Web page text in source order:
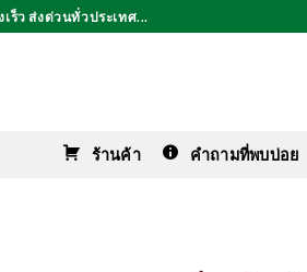
ร็ว ส่งด่วนทั่วประเทศ...
ร้านค้า คำถามที่พบบ่อย